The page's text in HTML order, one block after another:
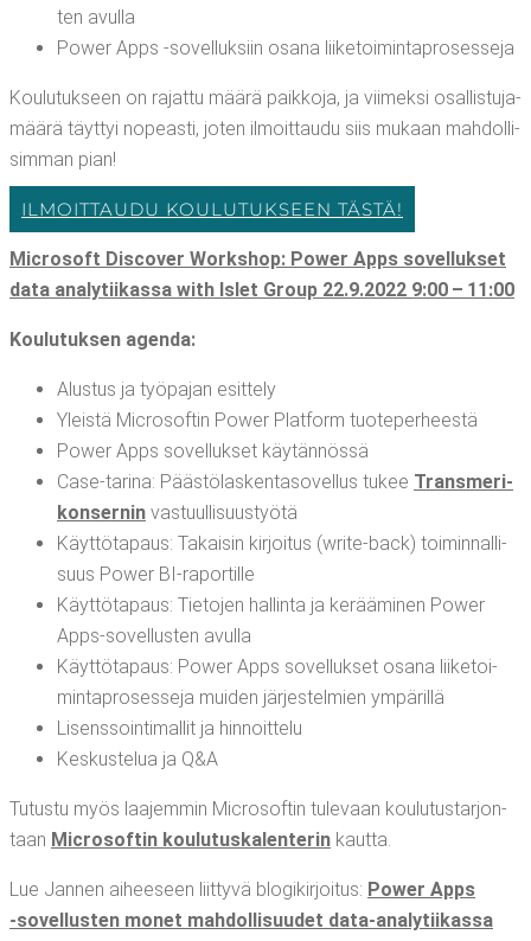
ten avulla
Power Apps ‑sovel­luk­siin osa­na liiketoimintaprosesseja
Kou­lu­tuk­seen on rajat­tu mää­rä paik­ko­ja, ja vii­mek­si osal­lis­tu­ja­
mää­rä täyt­tyi nopeas­ti, joten ilmoit­tau­du siis mukaan mah­dol­li­
sim­man pian!
ILMOIT­TAU­DU KOU­LU­TUK­SEEN TÄSTÄ!
Mic­ro­soft Disco­ver Works­hop: Power Apps sovel­luk­set
data ana­ly­tii­kas­sa with Islet Group 22.9.2022 9:00 – 11:00
Kou­lu­tuk­sen agenda:
Alus­tus ja työ­pa­jan esittely
Yleis­tä Mic­ro­sof­tin Power Plat­form tuoteperheestä
Power Apps sovel­luk­set käytännössä
Case-tari­na: Pääs­tö­las­ken­ta­so­vel­lus tukee Trans­me­ri-
kon­ser­nin vastuullisuustyötä
Käyt­tö­ta­paus: Takai­sin kir­joi­tus (wri­te-back) toi­min­nal­li­
suus Power BI-raportille
Käyt­tö­ta­paus: Tie­to­jen hal­lin­ta ja kerää­mi­nen Power
Apps-sovel­lus­ten avulla
Käyt­tö­ta­paus: Power Apps sovel­luk­set osa­na lii­ke­toi­
min­ta­pro­ses­se­ja mui­den jär­jes­tel­mien ympärillä
Lisens­soin­ti­mal­lit ja hinnoittelu
Kes­kus­te­lua ja Q&A
Tutus­tu myös laa­jem­min Mic­ro­sof­tin tule­vaan kou­lu­tus­tar­jon­
taan Mic­ro­sof­tin kou­lu­tus­ka­len­te­rin kautta.
Lue Jan­nen aihee­seen liit­ty­vä blo­gi­kir­joi­tus: Power Apps
‑sovel­lus­ten monet mah­dol­li­suu­det data-analytiikassa